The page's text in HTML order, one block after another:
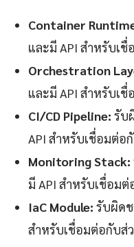
Container
และมี API สำหรับเ
Orchestration
และมี API สำหรับเ
CI/CD Pipeline: รับ
API สำหรับเชื่อมต่
Monitoring Stack:
มี API สำหรับเชื่อม
IaC Module: รับผิดช
สำหรับเชื่อมต่อกับส่